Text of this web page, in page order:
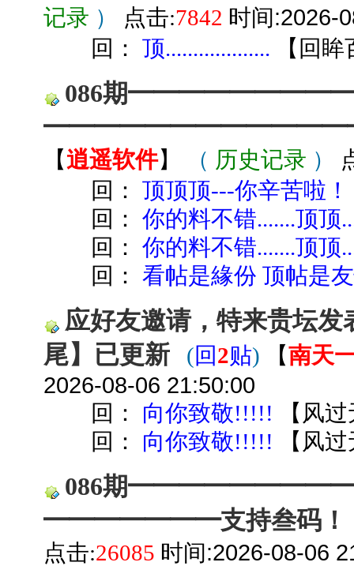
记录 ） 点击:7842 时间:2026-
回：顶................... 【 回眸
086期
━━━━━━━━━━━━━见
【逍遥软件】 （ 历史记录 ）
回：顶顶顶---你辛苦啦！
回：你的料不错.......顶顶
回：你的料不错.......顶顶
回：看帖是緣份 顶帖是
应好友邀请，特来贵坛发
尾】已更新
(回2贴) 【南天
2026-08-06 21:50:00
回： 向你致敬!!!!! 【 风
回： 向你致敬!!!!! 【 风
086期━━━━━━━━━
━━━━━━━支持叁码！
点击:26085 时间:2026-08-06